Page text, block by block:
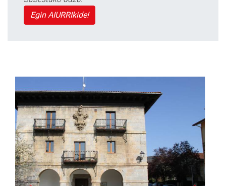
Egin AIURRIkide!